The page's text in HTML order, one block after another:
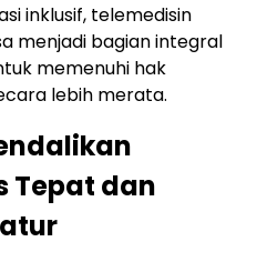
inklusif, telemedisin
menjadi bagian integral
memenuhi hak
lebih merata.
Tepat dan